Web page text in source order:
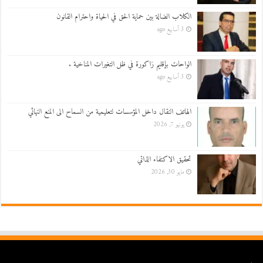
الكلاب الضالة بين حماية الحق في الحياة واحترام القانون
3 أسابيع ago
الواحات بإقليم زاكورة في ظل التغيرات المناخية .
3 أسابيع ago
الهاتف النقال داخل المؤسسات لتعليمية من السماح الى المنع النهائي
يونيو 7, 2026
تحقيق الاكتفاء الذاتي
مايو 30, 2026